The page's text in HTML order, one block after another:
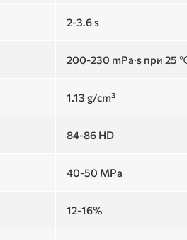
2-3.6 s
200-230 mPa·s при 25
1.13 g/cm³
84-86 HD
40-50 MPa
12-16%